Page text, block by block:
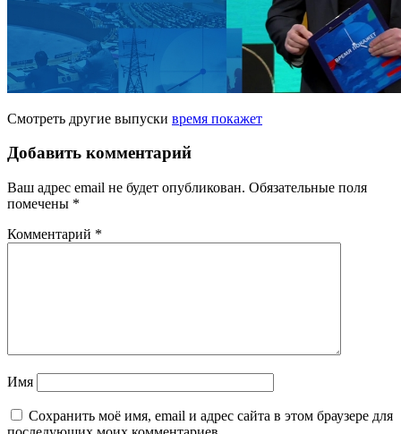
Смотреть другие выпуски время покажет
Добавить комментарий
Ваш адрес email не будет опубликован. Обязательные поля
помечены *
Комментарий *
Имя
Сохранить моё имя, email и адрес сайта в этом браузере для